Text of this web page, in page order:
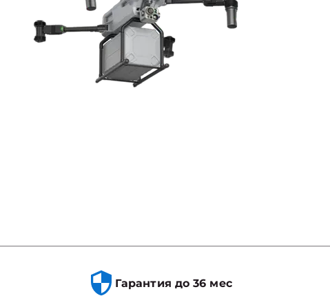
Гарантия до 36 мес